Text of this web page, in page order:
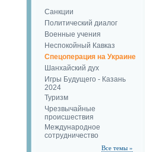
Санкции
Политический диалог
Военные учения
Неспокойный Кавказ
Спецоперация на Украине
Шанхайский дух
Игры Будущего - Казань
2024
Туризм
Чрезвычайные
происшествия
Международное
сотрудничество
Все темы »